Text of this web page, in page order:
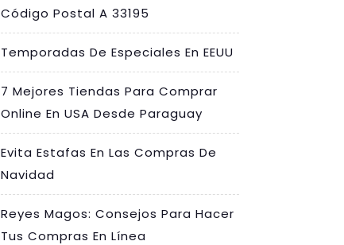
Código Postal A 33195
Temporadas De Especiales En EEUU
7 Mejores Tiendas Para Comprar
Online En USA Desde Paraguay
Evita Estafas En Las Compras De
Navidad
Reyes Magos: Consejos Para Hacer
Tus Compras En Línea